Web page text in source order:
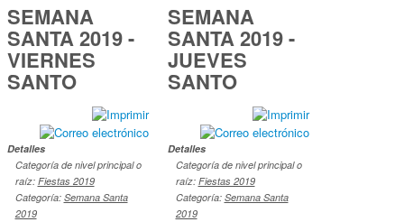
SEMANA
SANTA 2019 -
VIERNES
SANTO
Detalles
Categoría de nivel principal o
raíz: Fiestas 2019
Categoría: Semana Santa
2019
SEMANA
SANTA 2019 -
JUEVES
SANTO
Detalles
Categoría de nivel principal o
raíz: Fiestas 2019
Categoría: Semana Santa
2019